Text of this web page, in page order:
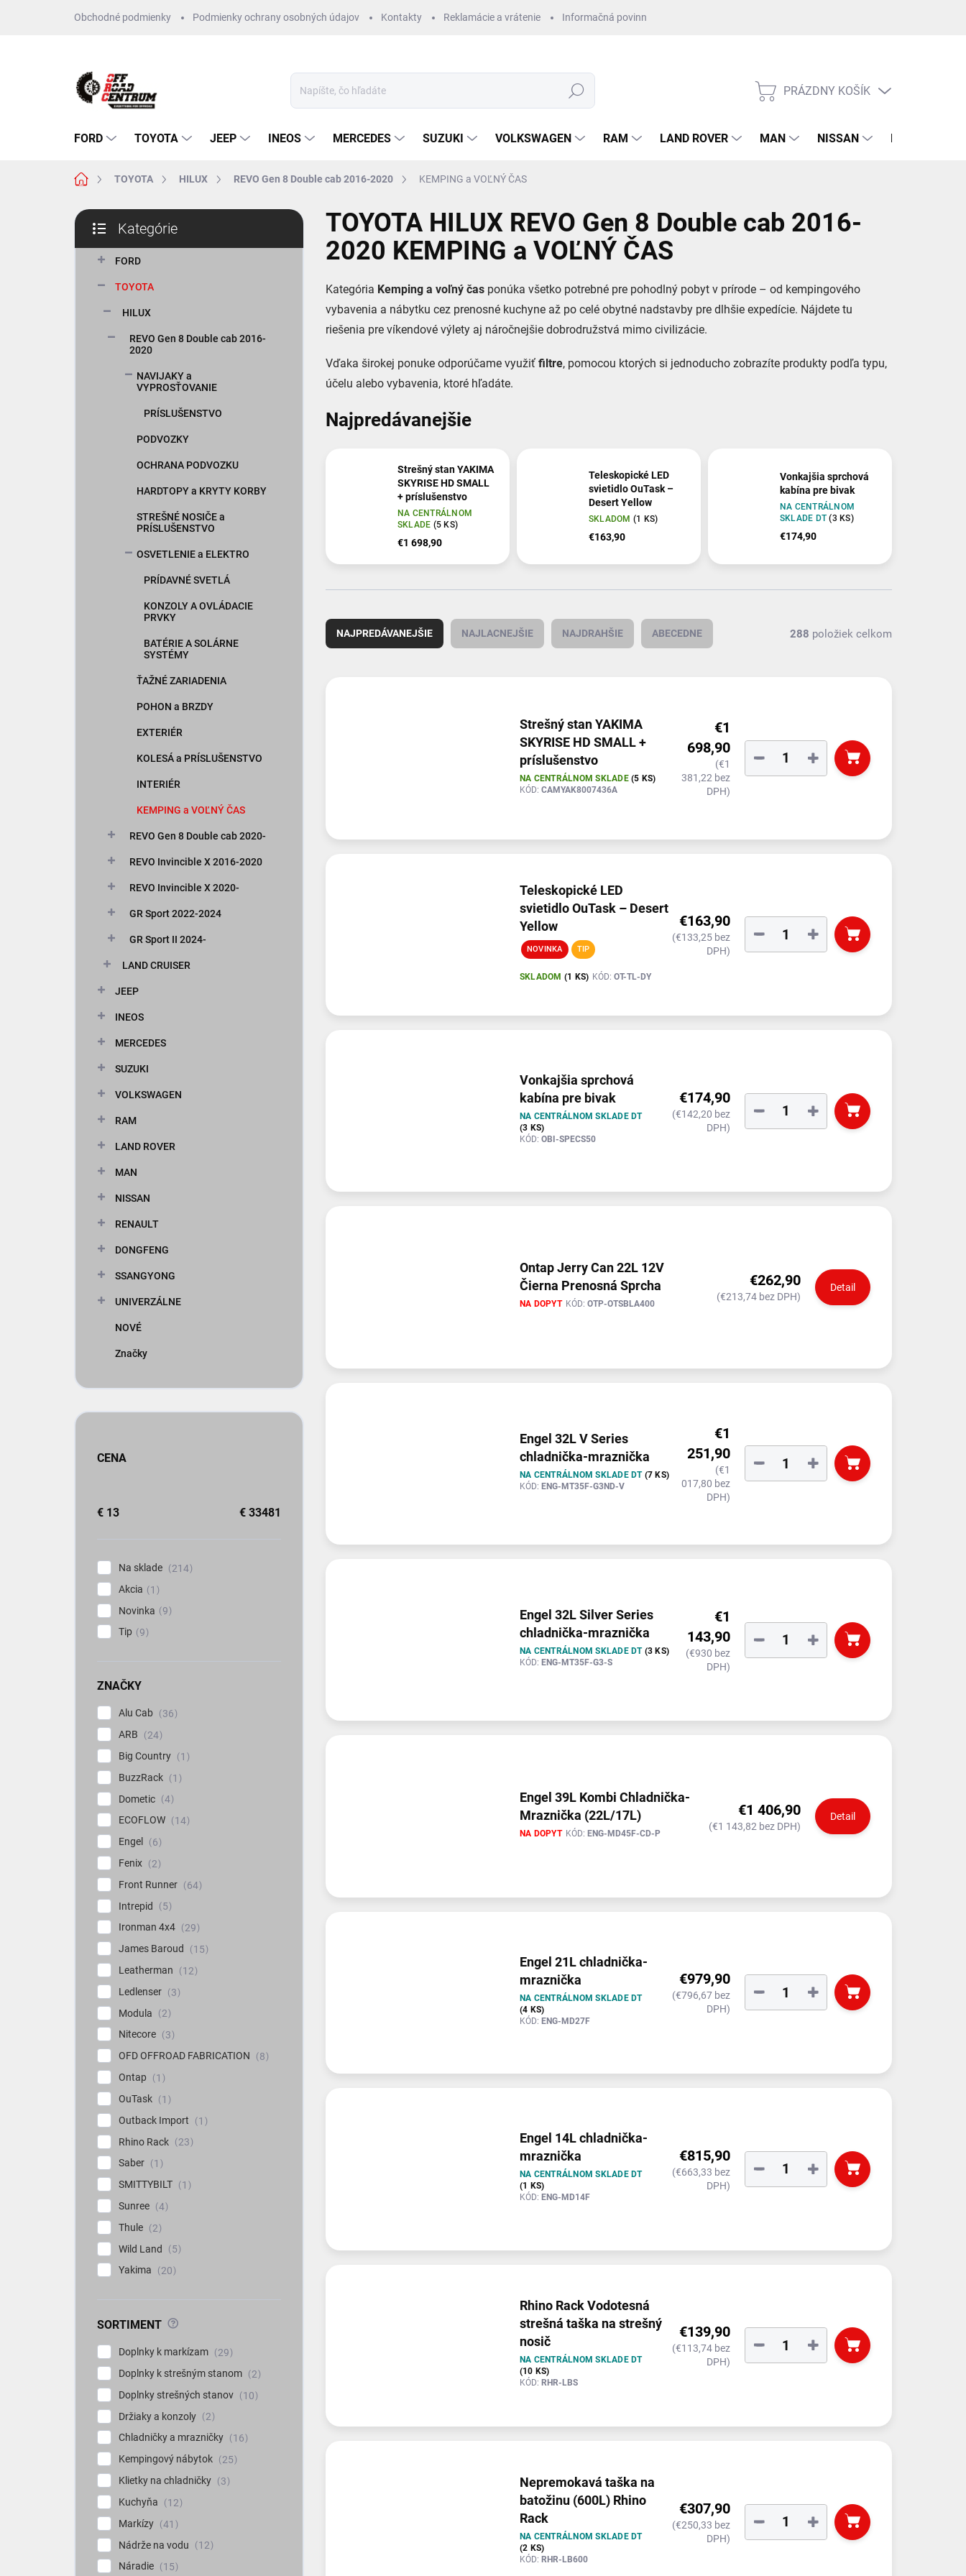
Obchodné podmienky Podmienky ochrany osobných údajov Kontakty Reklamácie a vrátenie Informačná povinnost GDPR ku kontaktnému formuláru
Hľadať
NÁKUPNÝ
PRÁZDNY KOŠÍK
FORD TOYOTA JEEP INEOS MERCEDES SUZUKI VOLKSWAGEN RAM LAND ROVER MAN NISSAN RENAULT
DomovTOYOTA HILUX REVO Gen 8 Double cab 2016-2020 KEMPING a VOĽNÝ ČAS
B
č
kategórie
Kategórie
FORD
TOYOTA
HILUX
REVO Gen 8 Double cab 2016-
2020
NAVIJAKY a
VYPROSŤOVANIE
PRÍSLUŠENSTVO
PODVOZKY
OCHRANA PODVOZKU
HARDTOPY a KRYTY KORBY
STREŠNÉ NOSIČE a
PRÍSLUŠENSTVO
OSVETLENIE a ELEKTRO
PRÍDAVNÉ SVETLÁ
KONZOLY A OVLÁDACIE
PRVKY
BATÉRIE A SOLÁRNE
SYSTÉMY
ŤAŽNÉ ZARIADENIA
POHON a BRZDY
EXTERIÉR
KOLESÁ a PRÍSLUŠENSTVO
INTERIÉR
KEMPING a VOĽNÝ ČAS
REVO Gen 8 Double cab 2020-
REVO Invincible X 2016-2020
REVO Invincible X 2020-
GR Sport 2022-2024
GR Sport II 2024-
LAND CRUISER
JEEP
INEOS
MERCEDES
SUZUKI
VOLKSWAGEN
RAM
LAND ROVER
MAN
NISSAN
RENAULT
DONGFENG
SSANGYONG
UNIVERZÁLNE
NOVÉ
Značky
CENA
€ 13 € 33481
Na sklade
214
Akcia
1
Novinka
9
Tip
9
ZNAČKY
Alu Cab
36
ARB
24
Big Country
1
BuzzRack
1
Dometic
4
ECOFLOW
14
Engel
6
Fenix
2
Front Runner
64
Intrepid
5
Ironman 4x4
29
James Baroud
15
Leatherman
12
Ledlenser
3
Modula
2
Nitecore
3
OFD OFFROAD FABRICATION
8
Ontap
1
OuTask
1
Outback Import
1
Rhino Rack
23
Saber
1
SMITTYBILT
1
Sunree
4
Thule
2
Wild Land
5
Yakima
20
SORTIMENT ?
Doplnky k markízam
29
Doplnky k strešným stanom
2
Doplnky strešných stanov
10
Držiaky a konzoly
2
Chladničky a mrazničky
16
Kempingový nábytok
25
Klietky na chladničky
3
Kuchyňa
12
Markízy
41
Nádrže na vodu
12
Náradie
15
TOYOTA HILUX REVO Gen 8 Double cab 2016-
2020 KEMPING a VOĽNÝ ČAS
Kategória Kemping a voľný čas ponúka všetko potrebné pre pohodlný pobyt v prírode – od kempingového
vybavenia a nábytku cez prenosné kuchyne až po celé obytné nadstavby pre dlhšie expedície. Nájdete tu
riešenia pre víkendové výlety aj náročnejšie dobrodružstvá mimo civilizácie.
Vďaka širokej ponuke odporúčame využiť filtre, pomocou ktorých si jednoducho zobrazíte produkty podľa typu,
účelu alebo vybavenia, ktoré hľadáte.
Najpredávanejšie
Strešný stan YAKIMA
SKYRISE HD SMALL
+ príslušenstvo
NA CENTRÁLNOM
SKLADE (5 KS)
€1 698,90
Teleskopické LED
svietidlo OuTask –
Desert Yellow
SKLADOM (1 KS)
€163,90
Vonkajšia sprchová
kabína pre bivak
NA CENTRÁLNOM
SKLADE DT(3 KS)
€174,90
a
d
o
NAJPREDÁVANEJŠIE NAJLACNEJŠIE NAJDRAHŠIE ABECEDNE 288 položiek celkom
k
Strešný stan YAKIMA
SKYRISE HD SMALL +
príslušenstvo
NA CENTRÁLNOM SKLADE(5 KS)
KÓD: CAMYAK8007436A
€1
698,90
(€1
381,22 bez
DPH)
+
−
Teleskopické LED
svietidlo OuTask – Desert
Yellow
NOVINKA TIP
SKLADOM (1 KS) KÓD:OT-TL-DY
€163,90
(€133,25 bez
DPH)
+
−
Vonkajšia sprchová
kabína pre bivak
NA CENTRÁLNOM SKLADE DT
(3 KS)
KÓD: OBI-SPECS50
€174,90
(€142,20 bez
DPH)
+
−
Ontap Jerry Can 22L 12V
Čierna Prenosná Sprcha
NA DOPYT KÓD: OTP-OTSBLA400
€262,90
(€213,74 bez DPH)
Detail
Engel 32L V Series
chladnička-mraznička
NA CENTRÁLNOM SKLADE DT (7 KS)
KÓD: ENG-MT35F-G3ND-V
€1
251,90
(€1
017,80 bez
DPH)
+
−
Engel 32L Silver Series
chladnička-mraznička
NA CENTRÁLNOM SKLADE DT (3 KS)
KÓD: ENG-MT35F-G3-S
€1
143,90
(€930 bez
DPH)
+
−
Engel 39L Kombi Chladnička-
Mraznička (22L/17L)
NA DOPYT KÓD: ENG-MD45F-CD-P
€1 406,90
(€1 143,82 bez DPH)
Detail
Engel 21L chladnička-
mraznička
NA CENTRÁLNOM SKLADE DT
(4 KS)
KÓD: ENG-MD27F
€979,90
(€796,67 bez
DPH)
+
−
Engel 14L chladnička-
mraznička
NA CENTRÁLNOM SKLADE DT
(1 KS)
KÓD: ENG-MD14F
€815,90
(€663,33 bez
DPH)
+
−
Rhino Rack Vodotesná
strešná taška na strešný
nosič
NA CENTRÁLNOM SKLADE DT
(10 KS)
KÓD: RHR-LBS
€139,90
(€113,74 bez
DPH)
+
−
Nepremokavá taška na
batožinu (600L) Rhino
Rack
NA CENTRÁLNOM SKLADE DT
(2 KS)
KÓD: RHR-LB600
€307,90
(€250,33 bez
DPH)
+
−